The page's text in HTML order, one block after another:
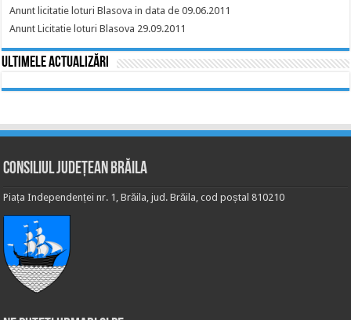
Anunt licitatie loturi Blasova in data de 09.06.2011
Anunt Licitatie loturi Blasova 29.09.2011
Ultimele actualizări
Consiliul Județean Brăila
Piața Independenței nr. 1, Brăila, jud. Brăila, cod poștal 810210